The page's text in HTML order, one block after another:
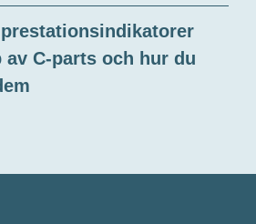
av C-parts och hur du